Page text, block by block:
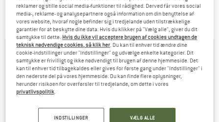
LEVERING OG
BETALING
FORSENDELSESOMKOSTNINGER
5,95 €
bestillingsværdi
bestillingsværdi
reklamer og stille social media-funktioner til rådighed. Derved får vores social
media-, reklame- og analysepartnere også information om din benyttelse af
vores website, hvoraf nogle befinder sig i tredjelande uden tilstrækkelige
garantier for at beskytte dine data. Hvis du klikker på "Vælg alle", giver du dit
samtykke til dette. Hvis du ikke vil acceptere brugen af cookies undtagen de
teknisk nødvendige cookies, så klik her. Du kan til enhver tid ændre dine
cookie-indstillinger under "Indstillinger" og udvælge enkelte kategorier. Dit
samtykke er frivilligt og ikke nødvendigt til brugen af denne hjemmeside. Det
kan til enhver tid tilbagekaldes eller gives for første gang under "Indstillinger" i
den nederste del på vores hjemmeside. Du kan finde flere oplysninger,
herunder risikoen for overførsler til tredjelande, om dette i vores
privatlivspolitik.
INDSTILLINGER VÆLG ALLE